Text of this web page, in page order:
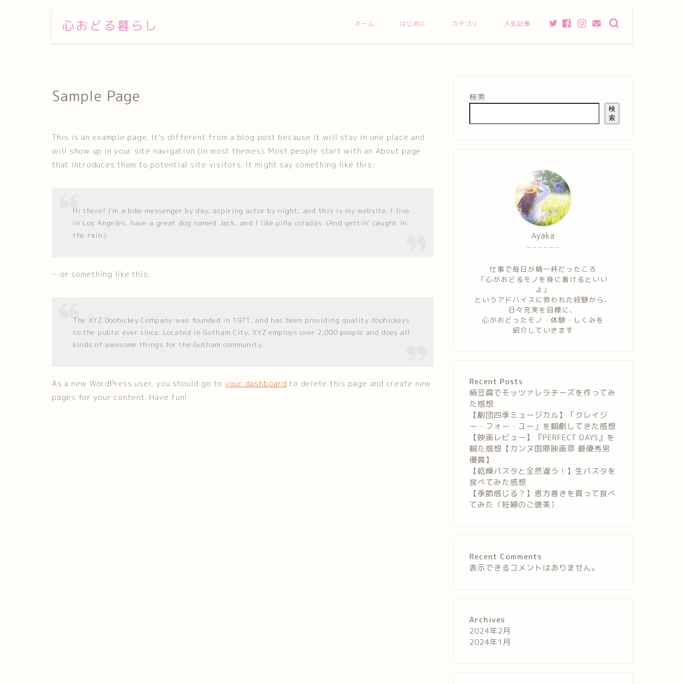
心おどる暮らし ホーム はじめに カテゴリ 人気記事
Sample Page
This is an example page. It’s different from a blog post because it will stay in one place and
will show up in your site navigation (in most themes). Most people start with an About page
that introduces them to potential site visitors. It might say something like this:
Hi there! I’m a bike messenger by day, aspiring actor by night, and this is my website. I live
in Los Angeles, have a great dog named Jack, and I like piña coladas. (And gettin’ caught in
the rain.)
…or something like this:
The XYZ Doohickey Company was founded in 1971, and has been providing quality doohickeys
to the public ever since. Located in Gotham City, XYZ employs over 2,000 people and does all
kinds of awesome things for the Gotham community.
As a new WordPress user, you should go to your dashboard to delete this page and create new
pages for your content. Have fun!
検索
検
索
ーーーーーー
Ayaka
仕事で毎日が精一杯だったころ
「心がおどるモノを身に着けるといい
よ」
というアドバイスに救われた経験から、
日々充実を目標に、
心がおどったモノ・体験・しくみを
紹介していきます
Recent Posts
絹豆腐でモッツァレラチーズを作ってみ
た感想
【劇団四季ミュージカル】「クレイジ
ー・フォー・ユー」を観劇してきた感想
【映画レビュー】『PERFECT DAYS』を
観た感想【カンヌ国際映画祭 最優秀男
優賞】
【乾燥パスタと全然違う！】生パスタを
食べてみた感想
【季節感じる？】恵方巻きを買って食べ
てみた（妊婦のご褒美）
Recent Comments
表示できるコメントはありません。
Archives
2024年2月
2024年1月